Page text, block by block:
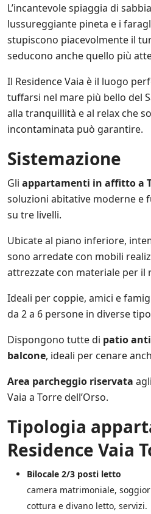
u
l
l
e
p
o
m
o
z
i
n
i
c
o
n
t
t
e
a
n
c
h
e
i
t
e
z
e
a
r
t
i
L’incantevole spiaggia di
lussureggiante pineta e i
stupiscono piacevolmente il
seducono anche quello più
Il Residence Vaia è il luogo
tuffarsi nel mare più bello del
alla tranquillità e al relax che
incontaminata può garantire.
Sistemazione
Gli appartamenti in affitto a
soluzioni abitative moderne e
su tre livelli.
Ubicate al piano inferiore,
sono arredate con mobili
attrezzate con materiale per il
Ideali per coppie, amici e
da 2 a 6 persone in diverse
Dispongono tutte di patio
balcone, ideali per cenare
Area parcheggio riservata
Vaia a Torre dell’Orso.
Tipologia
Residence Vaia
Bilocale 2/3 posti letto
camera matrimoniale,
cottura e divano letto, servizi.